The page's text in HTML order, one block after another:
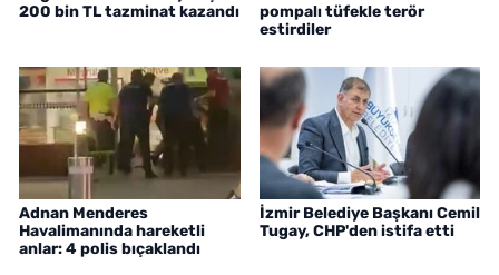
200 bin TL tazminat kazandı
pompalı tüfekle terör
estirdiler
Adnan Menderes
Havalimanında hareketli
anlar: 4 polis bıçaklandı
İzmir Belediye Başkanı Cemil
Tugay, CHP'den istifa etti